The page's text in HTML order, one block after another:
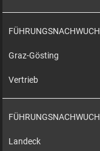
Graz-Gösting
Vertrieb
Landeck